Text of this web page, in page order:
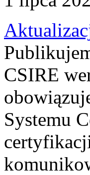
CSIRE
Systemu